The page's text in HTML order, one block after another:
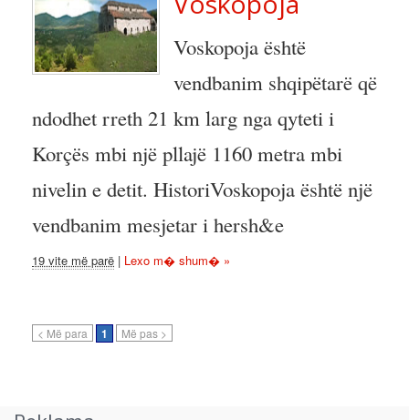
Voskopoja është
vendbanim shqipëtarë që
ndodhet rreth 21 km larg nga qyteti i
Korçës mbi një pllajë 1160 metra mbi
nivelin e detit. HistoriVoskopoja është një
vendbanim mesjetar i hersh&e
19 vite më parë | Lexo m� shum� »
< Më para 1 Më pas >